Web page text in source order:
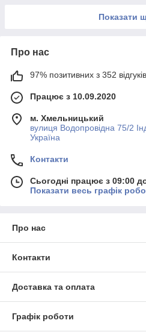
Показати
Про нас
97% позитивних з 352
Працює з 10.09.2020
м. Хмельницький
вулиця Водопровідна 75/2
Україна
Контакти
Сьогодні працює з 09:00
Показати весь графік
Про нас
Контакти
Доставка та оплата
Графік роботи